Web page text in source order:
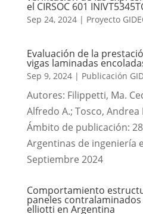
el CIRSOC 601
Sep 24, 2024| Proyecto
Evaluación de la
vigas laminadas
Sep 9, 2024| Publicación
Autores: Filippetti, Ma.
Alfredo A.; Tosco, Andrea
Ámbito de publicación:
Argentinas de ingeniería
Septiembre 2024
Comportamiento
paneles
elliotti en Argentina